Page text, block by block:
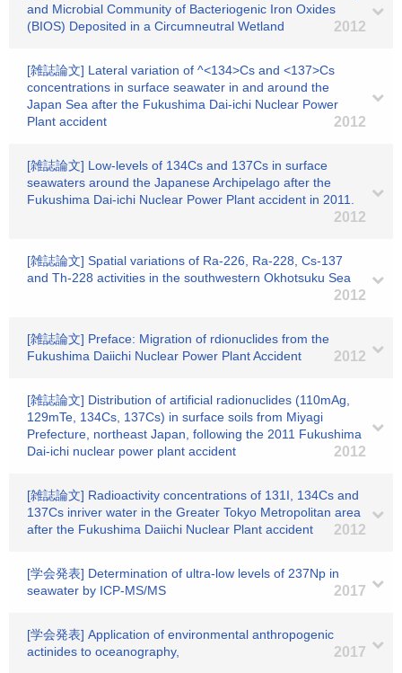
and Microbial Community of Bacteriogenic Iron Oxides
(BIOS) Deposited in a Circumneutral Wetland
2012
[雑誌論文] Lateral variation of ^<134>Cs and <137>Cs
concentrations in surface seawater in and around the
Japan Sea after the Fukushima Dai-ichi Nuclear Power
Plant accident
2012
[雑誌論文] Low-levels of 134Cs and 137Cs in surface
seawaters around the Japanese Archipelago after the
Fukushima Dai-ichi Nuclear Power Plant accident in 2011.
2012
[雑誌論文] Spatial variations of Ra-226, Ra-228, Cs-137
and Th-228 activities in the southwestern Okhotsuku Sea
2012
[雑誌論文] Preface: Migration of rdionuclides from the
Fukushima Daiichi Nuclear Power Plant Accident
2012
[雑誌論文] Distribution of artificial radionuclides (110mAg,
129mTe, 134Cs, 137Cs) in surface soils from Miyagi
Prefecture, northeast Japan, following the 2011 Fukushima
Dai-ichi nuclear power plant accident
2012
[雑誌論文] Radioactivity concentrations of 131I, 134Cs and
137Cs inriver water in the Greater Tokyo Metropolitan area
after the Fukushima Daiichi Nuclear Plant accident
2012
[学会発表] Determination of ultra-low levels of 237Np in
seawater by ICP-MS/MS
2017
[学会発表] Application of environmental anthropogenic
actinides to oceanography,
2017